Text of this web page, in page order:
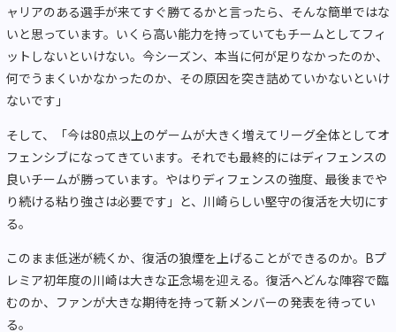
ャリアのある選手が来てすぐ勝てるかと言ったら、そんな簡単ではな
いと思っています。いくら高い能力を持っていてもチームとしてフィ
ットしないといけない。今シーズン、本当に何が足りなかったのか、
何でうまくいかなかったのか、その原因を突き詰めていかないといけ
ないです」
そして、「今は80点以上のゲームが大きく増えてリーグ全体としてオ
フェンシブになってきています。それでも最終的にはディフェンスの
良いチームが勝っています。やはりディフェンスの強度、最後までや
り続ける粘り強さは必要です」と、川崎らしい堅守の復活を大切にす
る。
このまま低迷が続くか、復活の狼煙を上げることができるのか。Bプ
レミア初年度の川崎は大きな正念場を迎える。復活へどんな陣容で臨
むのか、ファンが大きな期待を持って新メンバーの発表を待ってい
る。